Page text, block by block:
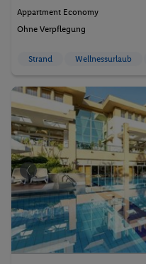
Appartment Economy
Ohne Verpflegung
Strand Wellnessurlaub